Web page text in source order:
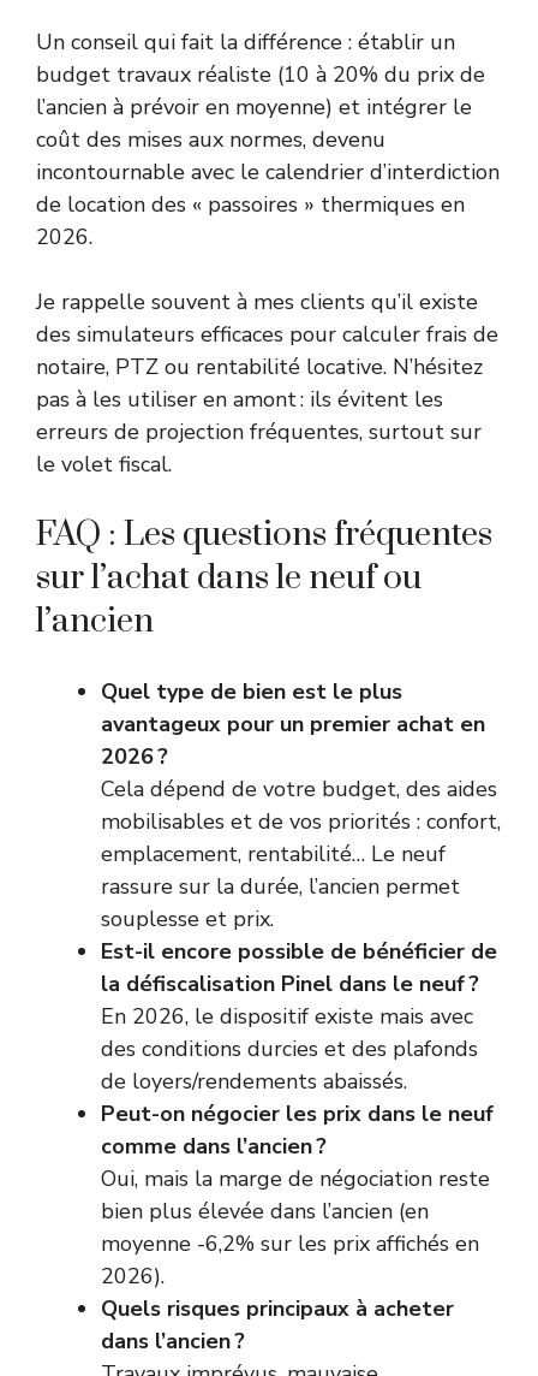
Un conseil qui fait la différence : établir un
budget travaux réaliste (10 à 20% du prix de
l’ancien à prévoir en moyenne) et intégrer le
coût des mises aux normes, devenu
incontournable avec le calendrier d’interdiction
de location des « passoires » thermiques en
2026.
Je rappelle souvent à mes clients qu’il existe
des simulateurs efficaces pour calculer frais de
notaire, PTZ ou rentabilité locative. N’hésitez
pas à les utiliser en amont : ils évitent les
erreurs de projection fréquentes, surtout sur
le volet fiscal.
FAQ : Les questions fréquentes
sur l’achat dans le neuf ou
l’ancien
Quel type de bien est le plus
avantageux pour un premier achat en
2026 ?
Cela dépend de votre budget, des aides
mobilisables et de vos priorités : confort,
emplacement, rentabilité… Le neuf
rassure sur la durée, l’ancien permet
souplesse et prix.
Est-il encore possible de bénéficier de
la défiscalisation Pinel dans le neuf ?
En 2026, le dispositif existe mais avec
des conditions durcies et des plafonds
de loyers/rendements abaissés.
Peut-on négocier les prix dans le neuf
comme dans l’ancien ?
Oui, mais la marge de négociation reste
bien plus élevée dans l’ancien (en
moyenne -6,2% sur les prix affichés en
2026).
Quels risques principaux à acheter
dans l’ancien ?